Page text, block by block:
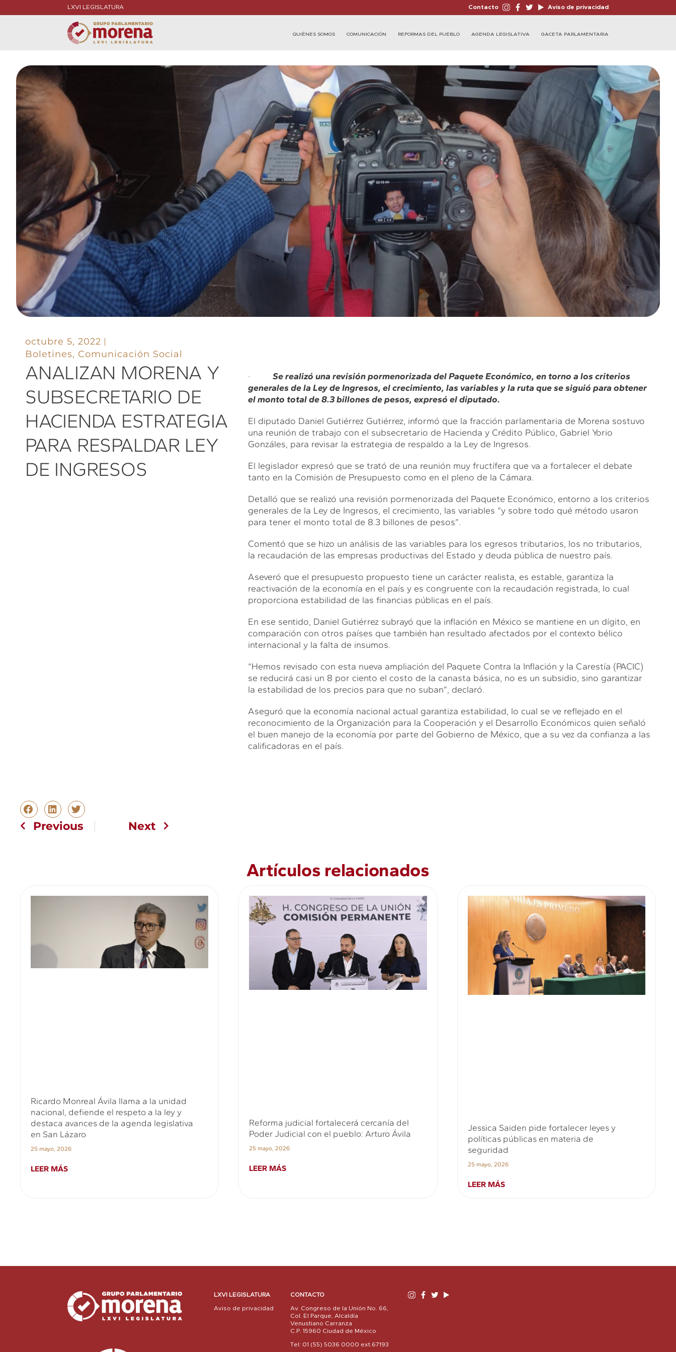
LXVI LEGISLATURA Contacto Aviso de privacidad
QUIÉNES SOMOS COMUNICACIÓN REFORMAS DEL PUEBLO AGENDA LEGISLATIVA GACETA PARLAMENTARIA
octubre 5, 2022
Boletines, Comunicación Social
ANALIZAN MORENA Y
SUBSECRETARIO DE
HACIENDA ESTRATEGIA
PARA RESPALDAR LEY
DE INGRESOS
· Se realizó una revisión pormenorizada del Paquete Económico, en torno a los criterios
generales de la Ley de Ingresos, el crecimiento, las variables y la ruta que se siguió para obtener
el monto total de 8.3 billones de pesos, expresó el diputado.
El diputado Daniel Gutiérrez Gutiérrez, informó que la fracción parlamentaria de Morena sostuvo
una reunión de trabajo con el subsecretario de Hacienda y Crédito Público, Gabriel Yorio
Gonzáles, para revisar la estrategia de respaldo a la Ley de Ingresos.
El legislador expresó que se trató de una reunión muy fructífera que va a fortalecer el debate
tanto en la Comisión de Presupuesto como en el pleno de la Cámara.
Detalló que se realizó una revisión pormenorizada del Paquete Económico, entorno a los criterios
generales de la Ley de Ingresos, el crecimiento, las variables “y sobre todo qué método usaron
para tener el monto total de 8.3 billones de pesos”.
Comentó que se hizo un análisis de las variables para los egresos tributarios, los no tributarios,
la recaudación de las empresas productivas del Estado y deuda pública de nuestro país.
Aseveró que el presupuesto propuesto tiene un carácter realista, es estable, garantiza la
reactivación de la economía en el país y es congruente con la recaudación registrada, lo cual
proporciona estabilidad de las financias públicas en el país.
En ese sentido, Daniel Gutiérrez subrayó que la inflación en México se mantiene en un dígito, en
comparación con otros países que también han resultado afectados por el contexto bélico
internacional y la falta de insumos.
“Hemos revisado con esta nueva ampliación del Paquete Contra la Inflación y la Carestía (PACIC)
se reducirá casi un 8 por ciento el costo de la canasta básica, no es un subsidio, sino garantizar
la estabilidad de los precios para que no suban”, declaró.
Aseguró que la economía nacional actual garantiza estabilidad, lo cual se ve reflejado en el
reconocimiento de la Organización para la Cooperación y el Desarrollo Económicos quien señaló
el buen manejo de la economía por parte del Gobierno de México, que a su vez da confianza a las
calificadoras en el país.
Previous Next
Artículos relacionados
Ricardo Monreal Ávila llama a la unidad
nacional, defiende el respeto a la ley y
destaca avances de la agenda legislativa
en San Lázaro
25 mayo, 2026
LEER MÁS
Reforma judicial fortalecerá cercanía del
Poder Judicial con el pueblo: Arturo Ávila
25 mayo, 2026
LEER MÁS
Jessica Saiden pide fortalecer leyes y
políticas públicas en materia de
seguridad
25 mayo, 2026
LEER MÁS
LXVI LEGISLATURA
Aviso de privacidad
CONTACTO
Av. Congreso de la Unión No. 66,
Col. El Parque, Alcaldía
Venustiano Carranza
C.P. 15960 Ciudad de México
Tel: 01 (55) 5036 0000 ext.67193